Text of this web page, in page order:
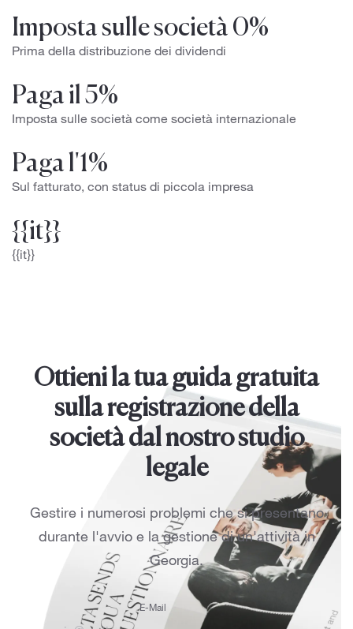
Imposta sulle società 0%
Prima della distribuzione dei dividendi
Paga il 5%
Imposta sulle società come società internazionale
Paga l'1%
Sul fatturato, con status di piccola impresa
{{it}}
{{it}}
Ottieni la tua guida gratuita
sulla registrazione della
società dal nostro studio
legale
Gestire i numerosi problemi che si presentano
durante l'avvio e la gestione di un'attività in
Georgia.
E-Mail